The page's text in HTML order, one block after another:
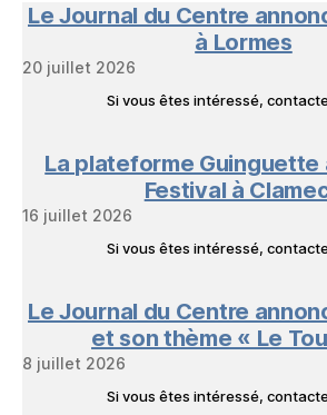
Livres
Le Journal du Centre
à Lormes
20 juillet 2026
Si vous êtes intéressé,
La plateforme Guinguette
Festival à
16 juillet 2026
Si vous êtes intéressé,
Le Journal du Centre
et son thème « Le
8 juillet 2026
Si vous êtes intéressé,